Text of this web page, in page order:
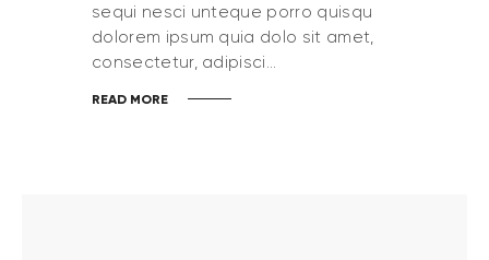
sequi nesci unteque porro quisqu
dolorem ipsum quia dolo sit amet,
consectetur, adipisci…
READ MORE